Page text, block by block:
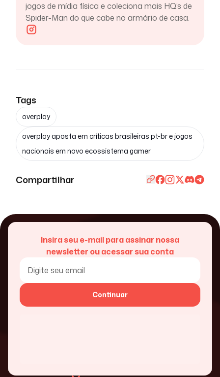
jogos de mídia física e coleciona mais HQ’s de
Spider-Man do que cabe no armário de casa.
Tags
overplay
overplay aposta em críticas brasileiras pt-br e jogos
nacionais em novo ecossistema gamer
Compartilhar
Insira seu e-mail para assinar nossa
newsletter ou acessar sua conta
Continuar